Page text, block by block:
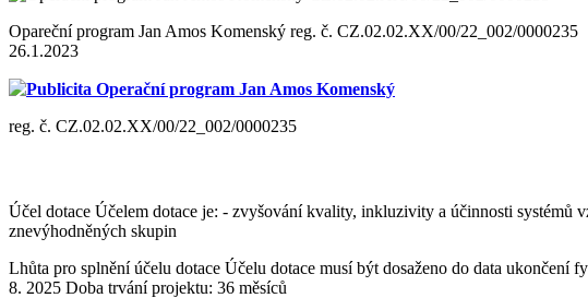
Opareční program Jan Amos Komenský reg. č. CZ.02.02.XX/00/22_002/0000235
26.1.2023
Publicita Operační program Jan Amos Komenský
reg. č. CZ.02.02.XX/00/22_002/0000235
Účel dotace Účelem dotace je: - zvyšování kvality, inkluzivity a účinnosti
znevýhodněných skupin
Lhůta pro splnění účelu dotace Účelu dotace musí být dosaženo do data
8. 2025 Doba trvání projektu: 36 měsíců